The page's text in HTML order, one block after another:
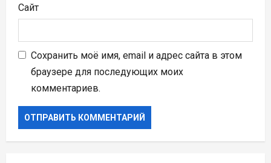
Сайт
Сохранить моё имя, email и адрес сайта в этом
браузере для последующих моих
комментариев.